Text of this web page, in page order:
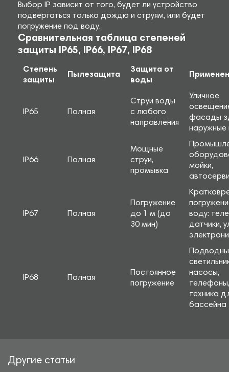
Выбор IP зависит от того, будет ли устройство
подвергаться только дождю и струям, или будет
погружение под воду.
Сравнительная таблица степеней
защиты IP65, IP66, IP67, IP68
Степень
защиты
Пылезащита
Защита от
воды
IP65 Полная
Струи воды
с любого
направления
Уличное
фасады
наружные
IP66 Полная
Мощные
струи,
промывка
мойки,
IP67 Полная
Погружение
до 1 м (до
30 мин)
воду:
датчики,
IP68 Полная
Постоянное
погружение
насосы,
телефоны,
техника
бассейна
Другие статьи